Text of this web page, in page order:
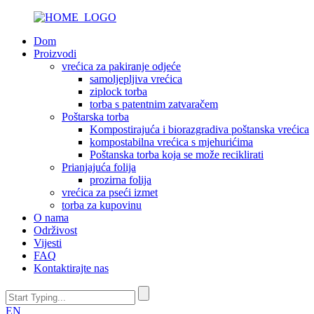
Dom
Proizvodi
vrećica za pakiranje odjeće
samoljepljiva vrećica
ziplock torba
torba s patentnim zatvaračem
Poštarska torba
Kompostirajuća i biorazgradiva poštanska vrećica
kompostabilna vrećica s mjehurićima
Poštanska torba koja se može reciklirati
Prianjajuća folija
prozirna folija
vrećica za pseći izmet
torba za kupovinu
O nama
Održivost
Vijesti
FAQ
Kontaktirajte nas
EN